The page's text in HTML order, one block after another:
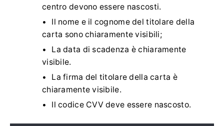
centro devono essere nascosti.
Il nome e il cognome del titolare della
carta sono chiaramente visibili;
La data di scadenza è chiaramente
visibile.
La firma del titolare della carta è
chiaramente visibile.
Il codice CVV deve essere nascosto.